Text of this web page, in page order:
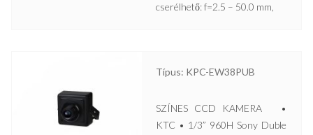
cserélhető: f=2.5 – 50.0 mm,
Típus: KPC-EW38PUB
SZÍNES CCD KAMERA •
KTC • 1/3” 960H Sony Duble